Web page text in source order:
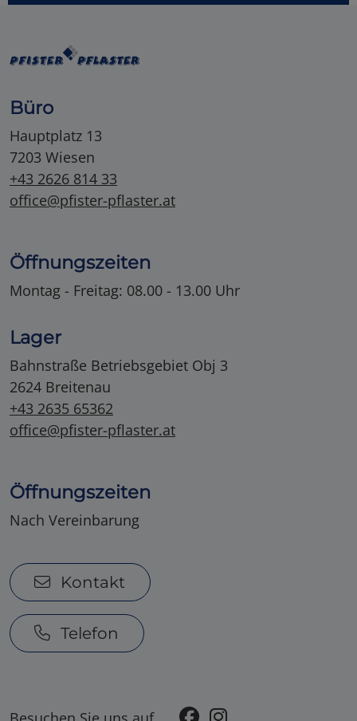
Büro
Hauptplatz 13
7203 Wiesen
+43 2626 814 33
office@pfister-pflaster.at
Öffnungszeiten
Montag - Freitag: 08.00 - 13.00 Uhr
Lager
Bahnstraße Betriebsgebiet Obj 3
2624 Breitenau
+43 2635 65362
office@pfister-pflaster.at
Öffnungszeiten
Nach Vereinbarung
Kontakt
Telefon